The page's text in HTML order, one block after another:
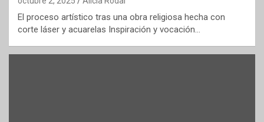
El proceso artístico tras una obra religiosa hecha con
corte láser y acuarelas Inspiración y vocación…